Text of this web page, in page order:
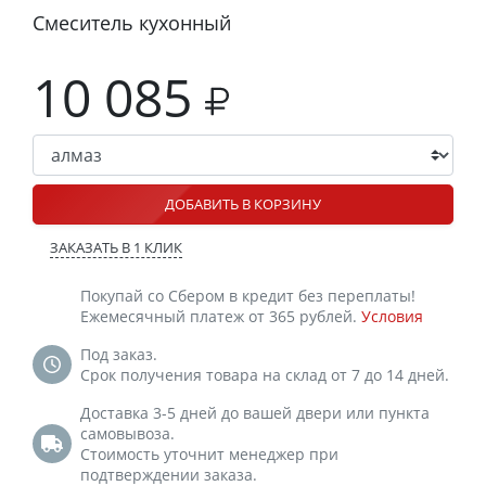
Смеситель кухонный
10 085
ДОБАВИТЬ В КОРЗИНУ
ЗАКАЗАТЬ В 1 КЛИК
Покупай со Сбером в кредит без переплаты!
Ежемесячный платеж от 365 рублей. Условия
Под заказ.
Срок получения товара на склад от 7 до 14 дней.
Доставка 3-5 дней до вашей двери или пункта
самовывоза.
Стоимость уточнит менеджер при
подтверждении заказа.